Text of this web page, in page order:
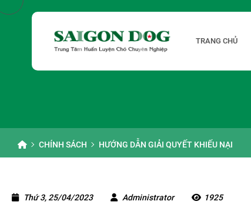
TRANG CHỦ
CHÍNH SÁCH HƯỚNG DẪN GIẢI QUYẾT KHIẾU NẠI
Thứ 3, 25/04/2023 Administrator 1925